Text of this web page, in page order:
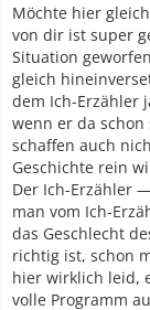
Möchte hier
von dir ist super
Situation
gleich
dem Ich-Erzähler
wenn er da schon
schaffen auch
Geschichte rein
Der Ich-Erzähler
man vom Ich-
das Geschlecht
richtig ist, schon
hier wirklich leid,
volle Programm